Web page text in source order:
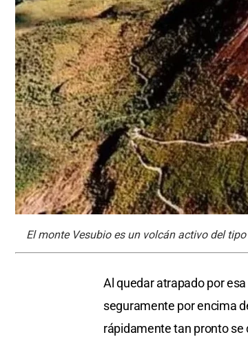
El monte Vesubio es un volcán activo del
Al quedar atrapado por
seguramente por encima
rápidamente tan pronto se